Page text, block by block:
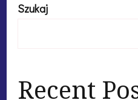
Szukaj
Recent